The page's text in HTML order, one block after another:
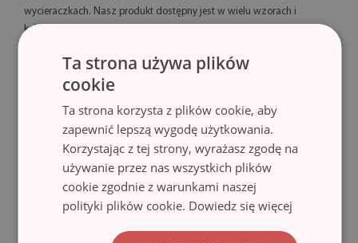
wycieraczkach. Nasz produkt dostępny jest w wielu wzorach i
kolorach, dzięki czemu doskonale wpisuje się w wystrój Twojego
✓ Trwałość i bezpieczeństwo.
antypoślizgowy spód pokryty gumą, zapobiega przesuwaniu się
wycieraczki i gwarantuje bezpieczeństwo użytkowania. Wycieraczka
idealnie nadaje się do różnego rodzaju podłogi, w tym drewnianej i
kafelek. Przed rozłożeniem, upewnij się, że powierzchnia jest gładka,
czysta i sucha.
ekologicznych materiałów, a motywy nadrukowane są przy użyciu
Ta strona używa plików
cookie
Ta strona korzysta z plików cookie, aby
zapewnić lepszą wygodę użytkowania.
Korzystając z tej strony, wyrażasz zgodę na
używanie przez nas wszystkich plików
cookie zgodnie z warunkami naszej
polityki plików cookie. Dowiedz się więcej